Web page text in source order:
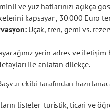
ve yüz hatlarınızı açıkça
kapsayan, 30.000 Euro
Uçak, tren, gemi vs.
yerin adres ve
ile anlatan dilekçe.
ekibi tarafından
listeleri turistik, ticari ve